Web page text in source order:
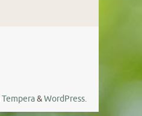
Tempera&WordPress.